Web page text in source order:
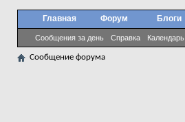
Главная Форум
Сообщения за день Справка Календарь
Блоги
Сообщение форума